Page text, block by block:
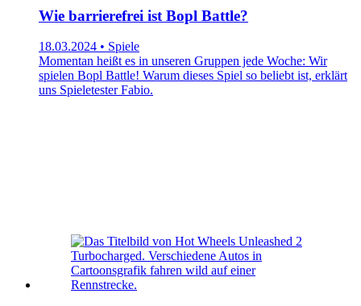
Wie barrierefrei ist Bopl Battle?
18.03.2024 • Spiele
Momentan heißt es in unseren Gruppen jede Woche: Wir
spielen Bopl Battle! Warum dieses Spiel so beliebt ist, erklärt
uns Spieletester Fabio.